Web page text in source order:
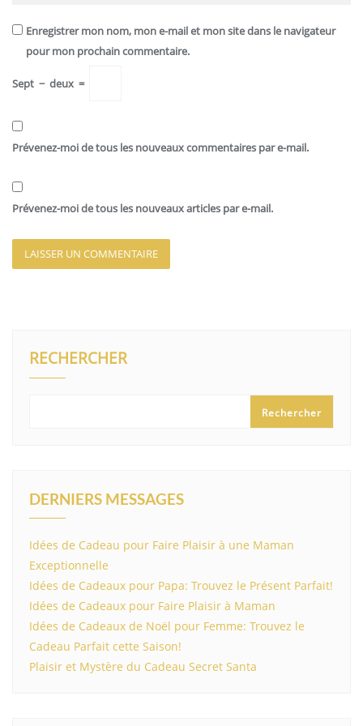
Enregistrer mon nom, mon e-mail et mon site dans le navigateur
pour mon prochain commentaire.
Sept − deux =
Prévenez-moi de tous les nouveaux commentaires par e-mail.
Prévenez-moi de tous les nouveaux articles par e-mail.
RECHERCHER
Rechercher
DERNIERS MESSAGES
Idées de Cadeau pour Faire Plaisir à une Maman
Exceptionnelle
Idées de Cadeaux pour Papa: Trouvez le Présent Parfait!
Idées de Cadeaux pour Faire Plaisir à Maman
Idées de Cadeaux de Noël pour Femme: Trouvez le
Cadeau Parfait cette Saison!
Plaisir et Mystère du Cadeau Secret Santa